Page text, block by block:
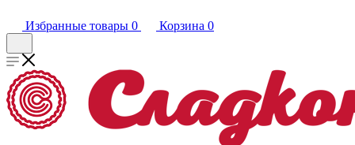
Избранные товары 0 Корзина 0